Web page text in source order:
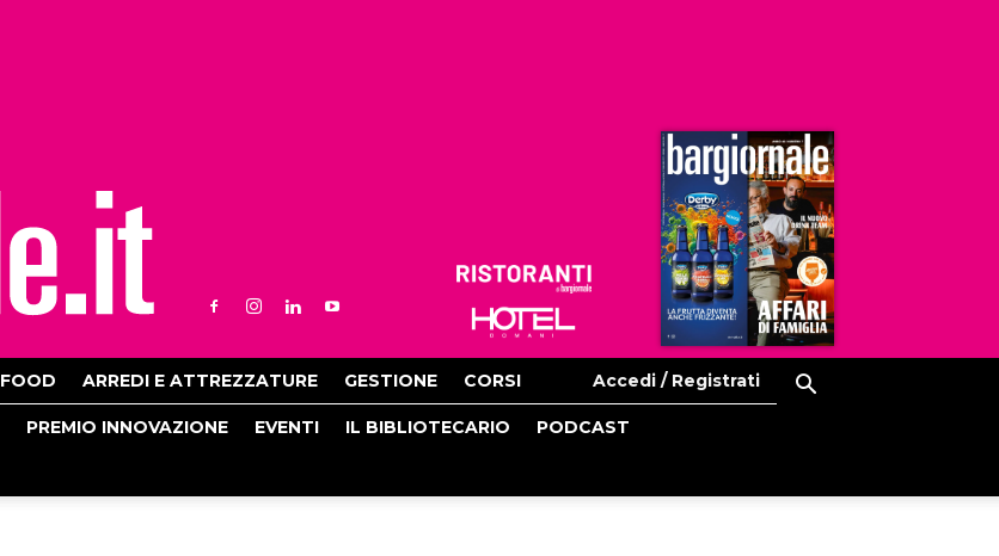
Ristoranti
Hoteldomani
FOOD ARREDI E ATTREZZATURE GESTIONE CORSI Accedi / Registrati
PREMIO INNOVAZIONE EVENTI IL BIBLIOTECARIO PODCAST